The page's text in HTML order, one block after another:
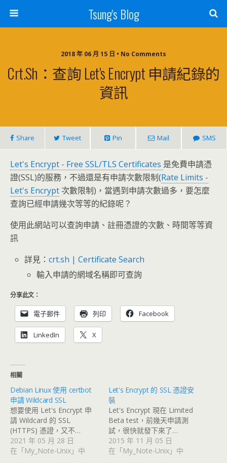
Tsung's Blog
2018 年 06 月 15 日 • No Comments
Crt.sh：查詢 Let's Encrypt 申請紀錄的
資訊
Share Tweet Pin Mail SMS
Let's Encrypt - Free SSL/TLS Certificates 是免費申請憑
證(SSL)的服務，不過還是有申請次數限制(Rate Limits -
Let's Encrypt次數限制)，當遇到申請次數過多，要怎麼
查詢已經申請幾次等等的紀錄呢？
使用此網站可以查詢申請、註冊憑證的次數、時間等等資
訊
詳見：crt.sh | Certificate Search
輸入申請的網域名稱即可查詢
分享此文：
電子郵件 列印 Facebook
LinkedIn X
相關
Debian Linux 使用 certbot
申請 Wildcard SSL
想要使用 Let's Encrypt 申
請 Wildcard 的 SSL
(HTTPS) 憑證，又不…
2021 年 05 月 28 日
在「My_Note-Unix」中
Let's Encrypt 的 SSL 憑證安
裝
Let's Encrypt 現在 Limited
Beta test，前幾天申請測
試，很快就發下來了…
2015 年 11 月 05 日
在「My_Note-Unix」中